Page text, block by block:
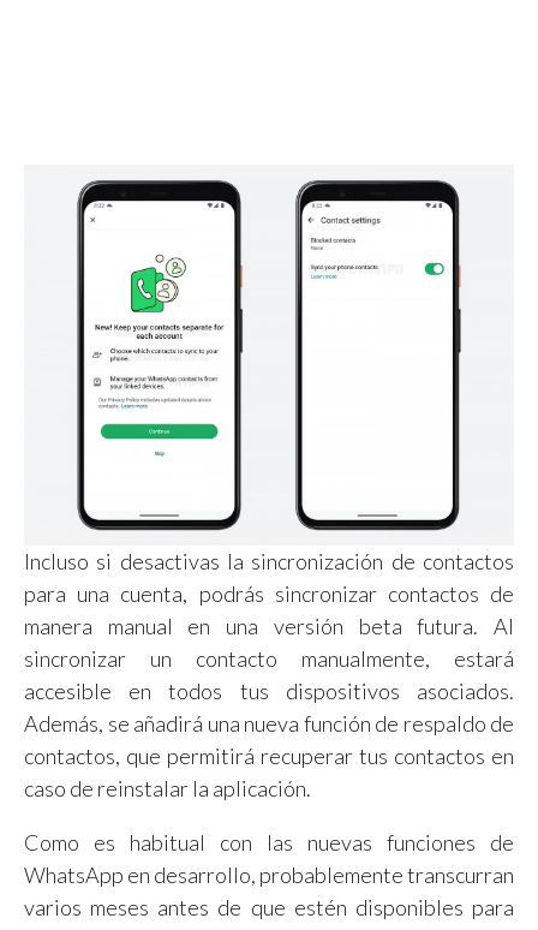
Incluso si desactivas la sincronización de contactos
para una cuenta, podrás sincronizar contactos de
manera manual en una versión beta futura. Al
sincronizar un contacto manualmente, estará
accesible en todos tus dispositivos asociados.
Además, se añadirá una nueva función de respaldo de
contactos, que permitirá recuperar tus contactos en
caso de reinstalar la aplicación.
Como es habitual con las nuevas funciones de
WhatsApp en desarrollo, probablemente transcurran
varios meses antes de que estén disponibles para